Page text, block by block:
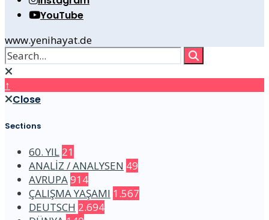
YouTube
www.yenihayat.de
↑
Close
Sections
60. YIL 21
ANALİZ / ANALYSEN 49
AVRUPA914
ÇALIŞMA YAŞAMI 1.567
DEUTSCH 2.694